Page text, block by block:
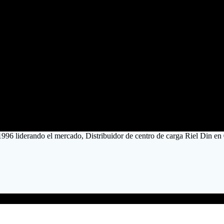
liderando el mercado, Distribuidor de centro de carga Riel Din en